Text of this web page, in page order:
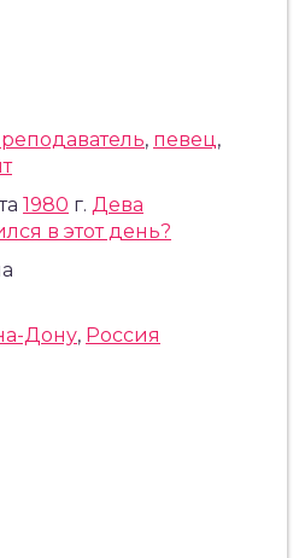
, певец,
1980 г. Дева
в этот день?
Дону, Россия